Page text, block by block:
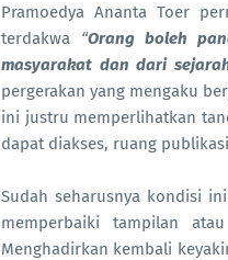
Pramoedya Ananta Toer
terdakwa “Orang boleh
masyarakat dan dari
pergerakan yang mengaku
ini justru memperlihatkan
dapat diakses, ruang
Sudah seharusnya kondisi
memperbaiki tampilan
Menghadirkan kembali